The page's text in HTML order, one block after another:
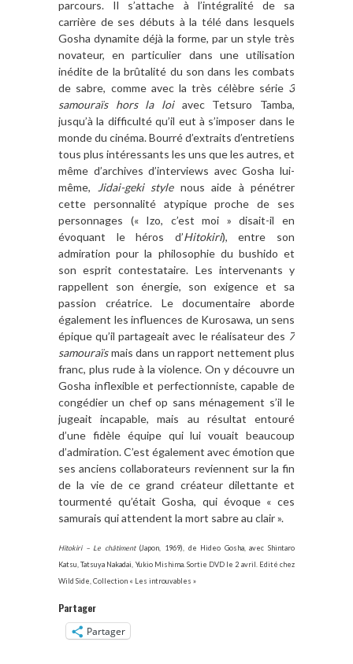
parcours. Il s’attache à l’intégralité de sa
carrière de ses débuts à la télé dans lesquels
Gosha dynamite déjà la forme, par un style très
novateur, en particulier dans une utilisation
inédite de la brûtalité du son dans les combats
de sabre, comme avec la très célèbre série 3
samouraïs hors la loi avec Tetsuro Tamba,
jusqu’à la difficulté qu’il eut à s’imposer dans le
monde du cinéma. Bourré d’extraits d’entretiens
tous plus intéressants les uns que les autres, et
même d’archives d’interviews avec Gosha lui-
même,
Jidai-geki stylenous aide à pénétrer
cette personnalité atypique proche de ses
personnages (« Izo, c’est moi » disait-il en
évoquant le héros d’Hitokiri), entre son
admiration pour la philosophie du bushido et
son esprit contestataire. Les intervenants y
rappellent son énergie, son exigence et sa
passion créatrice. Le documentaire aborde
également les influences de Kurosawa, un sens
épique qu’il partageait avec le réalisateur des 7
samouraïsmais dans un rapport nettement plus
franc, plus rude à la violence. On y découvre un
Gosha inflexible et perfectionniste, capable de
congédier un chef op sans ménagement s’il le
jugeait incapable, mais au résultat entouré
d’une fidèle équipe qui lui vouait beaucoup
d’admiration. C’est également avec émotion que
ses anciens collaborateurs reviennent sur la fin
de la vie de ce grand créateur dilettante et
tourmenté qu’était Gosha, qui évoque « ces
samurais qui attendent la mort sabre au clair ».
Hitokiri – Le châtiment(Japon, 1969), de Hideo Gosha, avec Shintaro
Katsu, Tatsuya Nakadai, Yukio Mishima. Sortie DVD le 2 avril. Edité chez
Wild Side, Collection « Les introuvables »
Partager
Partager